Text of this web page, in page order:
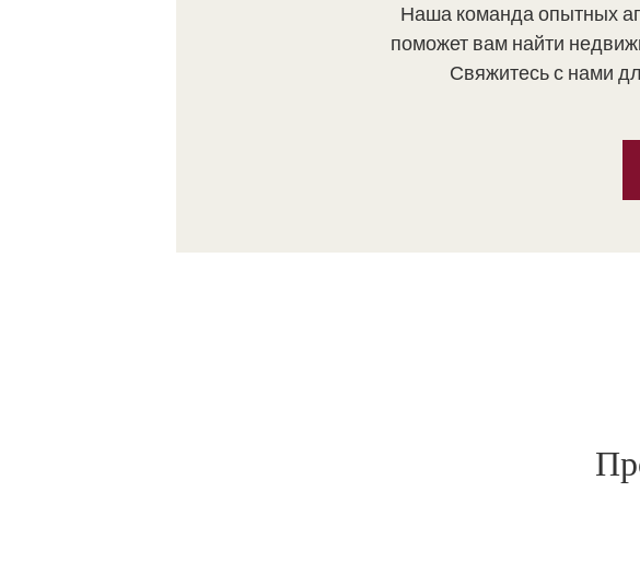
Наша команда опытных
поможет вам найти
Свяжитесь с нами